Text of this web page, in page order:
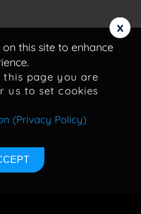
this site to enhance
page you are
us to set cookies
(Privacy Policy)
x